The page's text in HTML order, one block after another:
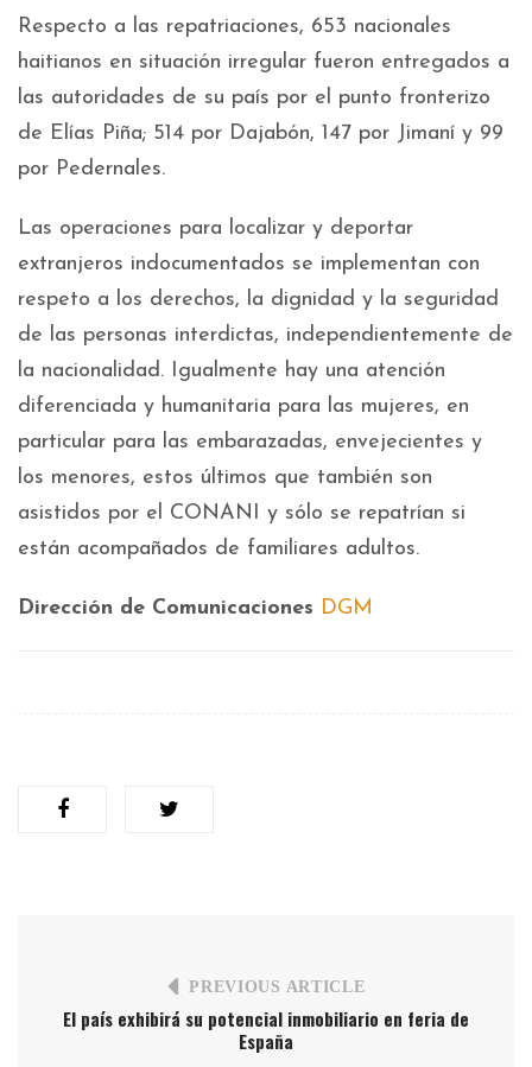
Respecto a las repatriaciones, 653 nacionales
haitianos en situación irregular fueron entregados a
las autoridades de su país por el punto fronterizo
de Elías Piña; 514 por Dajabón, 147 por Jimaní y 99
por Pedernales.
Las operaciones para localizar y deportar
extranjeros indocumentados se implementan con
respeto a los derechos, la dignidad y la seguridad
de las personas interdictas, independientemente de
la nacionalidad. Igualmente hay una atención
diferenciada y humanitaria para las mujeres, en
particular para las embarazadas, envejecientes y
los menores, estos últimos que también son
asistidos por el CONANI y sólo se repatrían si
están acompañados de familiares adultos.
Dirección de Comunicaciones DGM
PREVIOUS ARTICLE
El país exhibirá su potencial inmobiliario en feria de
España